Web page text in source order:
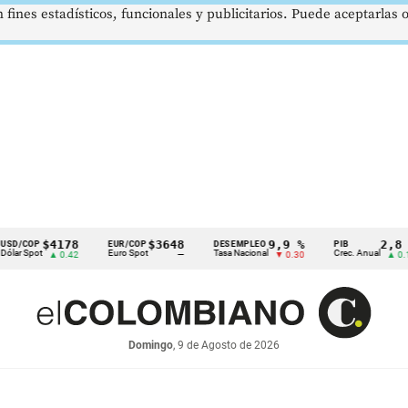
$4178
▲ 0.42
EUR/COP
Euro Spot
$3648
—
DESEMPLEO
Tasa Nacional
9,9 %
▼ 0.30
PIB
Crec. Anual
2,8 %
▲ 0.10
Domingo, 9 de Agosto de 2026
estadísticos, funcionales y publicitarios. Puede aceptarlas